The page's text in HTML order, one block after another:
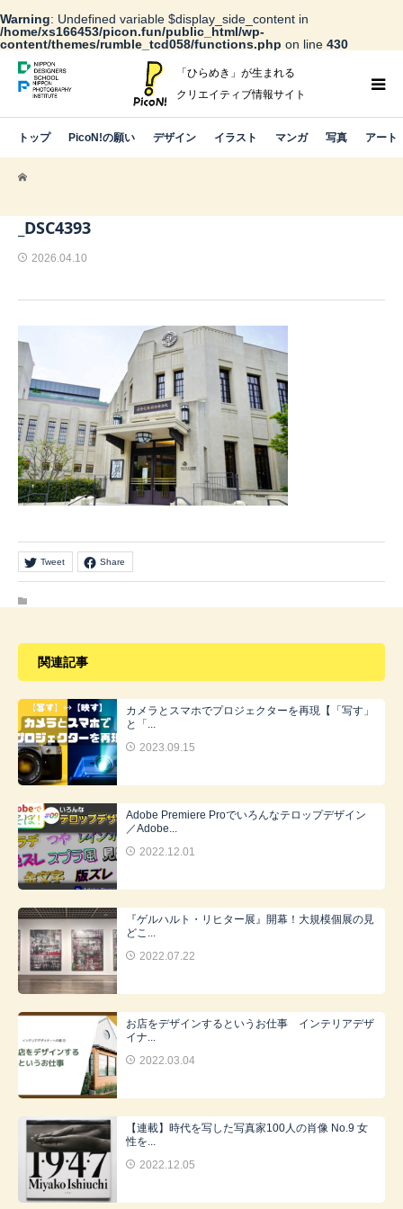
Warning: Undefined variable $display_side_content in
/home/xs166453/picon.fun/public_html/wp-
content/themes/rumble_tcd058/functions.php on line 430
「ひらめき」が生まれる
クリエイティブ情報サイト
トップ PicoN!の願い デザイン イラスト マンガ 写真 アート
_DSC4393
2026.04.10
Tweet Share
関連記事
カメラとスマホでプロジェクターを再現【「写す」
と「...
2023.09.15
Adobe Premiere Proでいろんなテロップデザイン
／Adobe...
2022.12.01
『ゲルハルト・リヒター展』開幕！大規模個展の見
どこ...
2022.07.22
お店をデザインするというお仕事 インテリアデザ
イナ...
2022.03.04
【連載】時代を写した写真家100人の肖像 No.9 女
性を...
2022.12.05